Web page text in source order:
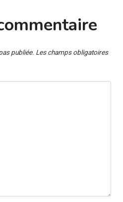
publiée. Les champs obligatoires